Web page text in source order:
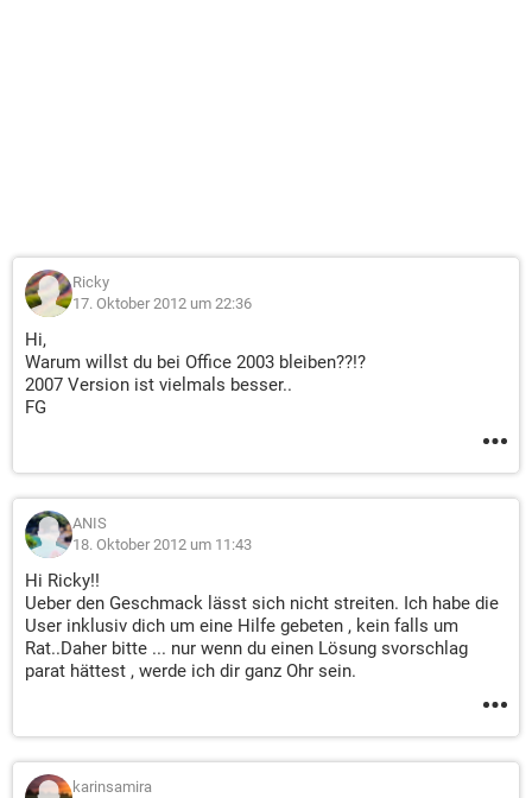
Ricky
17. Oktober 2012 um 22:36
Hi,
Warum willst du bei Office 2003 bleiben??!?
2007 Version ist vielmals besser..
FG
ANIS
18. Oktober 2012 um 11:43
Hi Ricky!!
Ueber den Geschmack lässt sich nicht streiten. Ich habe die
User inklusiv dich um eine Hilfe gebeten , kein falls um
Rat..Daher bitte ... nur wenn du einen Lösung svorschlag
parat hättest , werde ich dir ganz Ohr sein.
karinsamira